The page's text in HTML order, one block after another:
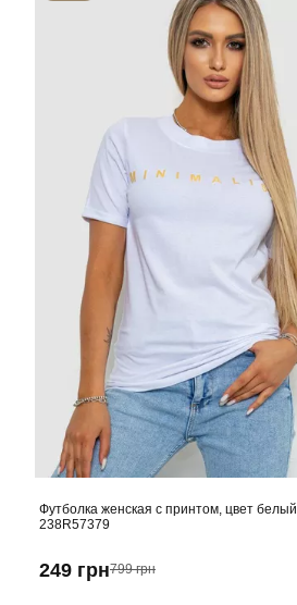
Футболка женская с принтом, цвет белый,
238R57379
249 грн799 грн